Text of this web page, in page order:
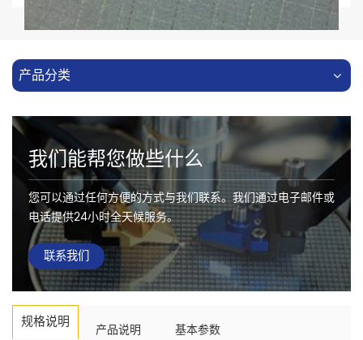
产品分类
我们能帮您做些什么
您可以通过任何方便的方式与我们联系。我们通过电子邮件或
电话提供24小时全天候服务。
联系我们
规格说明 产品说明 基本参数